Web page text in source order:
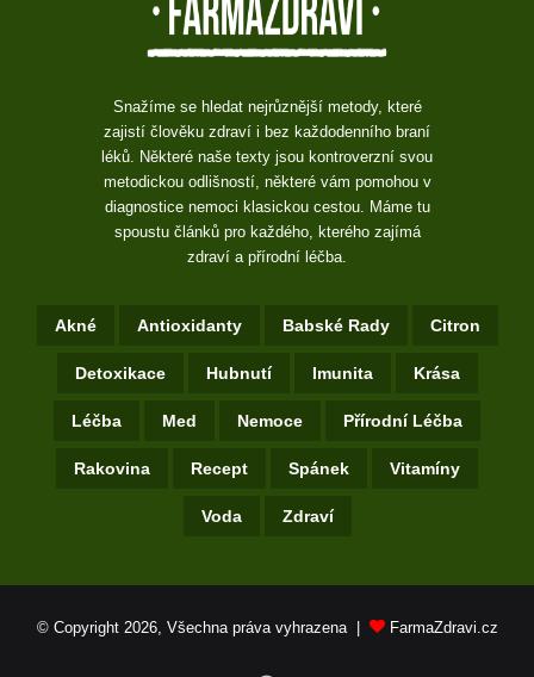
Snažíme se hledat nejrůznější metody, které
zajistí člověku zdraví i bez každodenního braní
léků. Některé naše texty jsou kontroverzní svou
metodickou odlišností, některé vám pomohou v
diagnostice nemoci klasickou cestou. Máme tu
spoustu článků pro každého, kterého zajímá
zdraví a přírodní léčba.
Akné Antioxidanty Babské Rady Citron
Detoxikace Hubnutí Imunita Krása
Léčba Med Nemoce Přírodní Léčba
Rakovina Recept Spánek Vitamíny
Voda Zdraví
© Copyright 2026, Všechna práva vyhrazena | FarmaZdravi.cz